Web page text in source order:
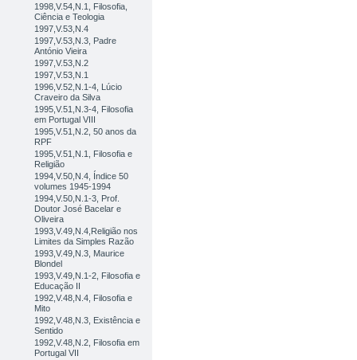
1998,V.54,N.1, Filosofia,
Ciência e Teologia
1997,V.53,N.4
1997,V.53,N.3, Padre
António Vieira
1997,V.53,N.2
1997,V.53,N.1
1996,V.52,N.1-4, Lúcio
Craveiro da Silva
1995,V.51,N.3-4, Filosofia
em Portugal VIII
1995,V.51,N.2, 50 anos da
RPF
1995,V.51,N.1, Filosofia e
Religião
1994,V.50,N.4, Índice 50
volumes 1945-1994
1994,V.50,N.1-3, Prof.
Doutor José Bacelar e
Oliveira
1993,V.49,N.4,Religião nos
Limites da Simples Razão
1993,V.49,N.3, Maurice
Blondel
1993,V.49,N.1-2, Filosofia e
Educação II
1992,V.48,N.4, Filosofia e
Mito
1992,V.48,N.3, Existência e
Sentido
1992,V.48,N.2, Filosofia em
Portugal VII